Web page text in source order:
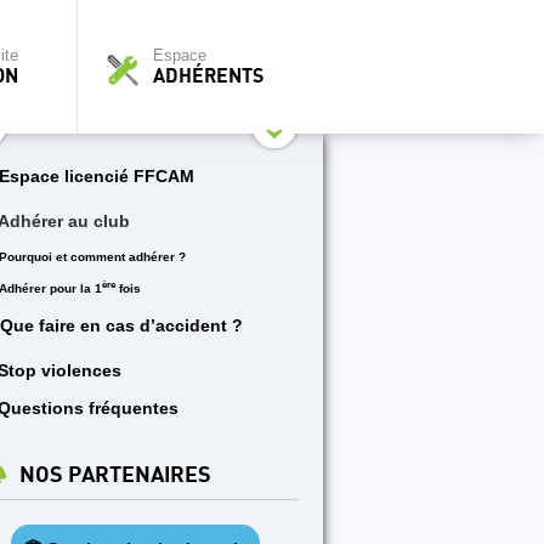
Espace
ADHÉRENTS
Espace licencié FFCAM
au club
Pourquoi et comment adhérer ?
Adhérer pour la 1 èrefois
Que faire en cas d’accident ?
violences
fréquentes
NOS PARTENAIRES